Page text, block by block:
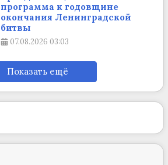
программа к годовщине
окончания Ленинградской
битвы
07.08.2026 03:03
Показать ещё